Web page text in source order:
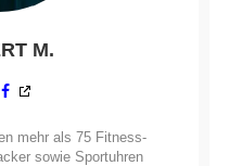
M.
mehr als 75 Fitness-
sowie Sportuhren